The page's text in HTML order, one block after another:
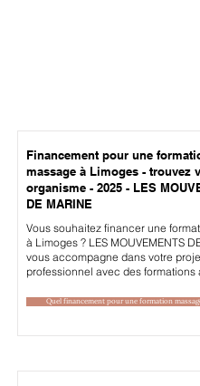
Financement pour une
massage à Limoges - trouvez
organisme - 2025 - LES
DE MARINE
Vous souhaitez financer une
à Limoges ? LES MOUVEMENTS
vous accompagne dans votre
professionnel avec des formations
Quel financement pour une formation